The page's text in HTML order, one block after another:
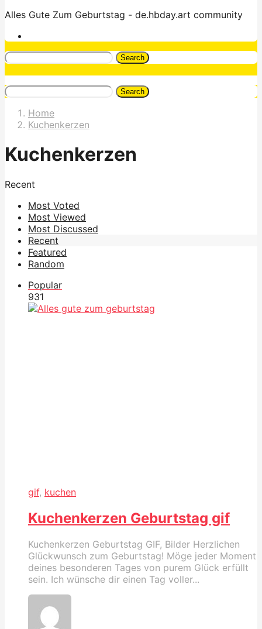
Alles Gute Zum Geburtstag - de.hbday.art community
Search
Search
Home
Kuchenkerzen
Kuchenkerzen
Recent
Most Voted
Most Viewed
Most Discussed
Recent
Featured
Random
Popular
931
gif, kuchen
Kuchenkerzen Geburtstag gif
Kuchenkerzen Geburtstag GIF, Bilder Herzlichen
Glückwunsch zum Geburtstag! Möge jeder Moment
deines besonderen Tages von purem Glück erfüllt
sein. Ich wünsche dir einen Tag voller...